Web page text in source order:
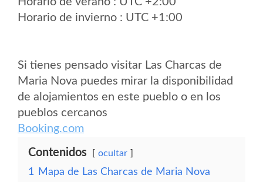
Horario de invierno : UTC +1:00
Si tienes pensado visitar Las Charcas de
Maria Nova puedes mirar la disponibilidad
de alojamientos en este pueblo o en los
pueblos cercanos
Booking.com
Contenidos ocultar
1
Mapa de Las Charcas de Maria Nova